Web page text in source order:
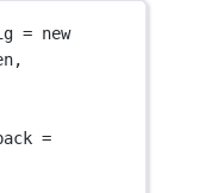
= new
=